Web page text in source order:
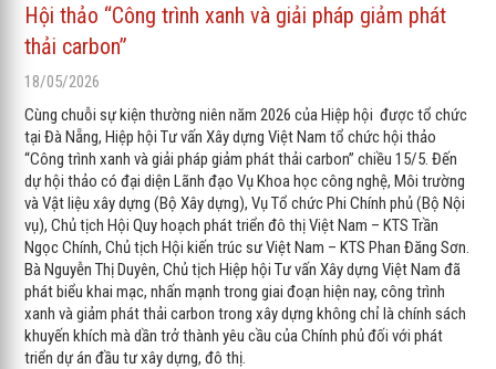
Hội thảo “Công trình xanh và giải pháp giảm phát
thải carbon”
18/05/2026
Cùng chuỗi sự kiện thường niên năm 2026 của Hiệp hội được tổ chức
tại Đà Nẵng, Hiệp hội Tư vấn Xây dựng Việt Nam tổ chức hội thảo
“Công trình xanh và giải pháp giảm phát thải carbon” chiều 15/5. Đến
dự hội thảo có đại diện Lãnh đạo Vụ Khoa học công nghệ, Môi trường
và Vật liệu xây dựng (Bộ Xây dựng), Vụ Tổ chức Phi Chính phủ (Bộ Nội
vụ), Chủ tịch Hội Quy hoạch phát triển đô thị Việt Nam – KTS Trần
Ngọc Chính, Chủ tịch Hội kiến trúc sư Việt Nam – KTS Phan Đăng Sơn.
Bà Nguyễn Thị Duyên, Chủ tịch Hiệp hội Tư vấn Xây dựng Việt Nam đã
phát biểu khai mạc, nhấn mạnh trong giai đoạn hiện nay, công trình
xanh và giảm phát thải carbon trong xây dựng không chỉ là chính sách
khuyến khích mà dần trở thành yêu cầu của Chính phủ đối với phát
triển dự án đầu tư xây dựng, đô thị.